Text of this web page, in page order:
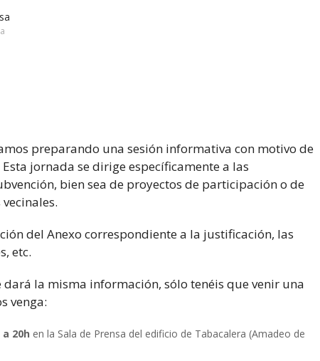
preparando una sesión informativa con motivo de
jornada se dirige específicamente a las
bien sea de proyectos de participación o de
del Anexo correspondiente a la justificación, las
etc.
dará la misma información, sólo tenéis que venir una
venga:
a 20h en la Sala de Prensa del edificio de Tabacalera (Amadeo de